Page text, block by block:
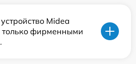
Midea
только фирменными